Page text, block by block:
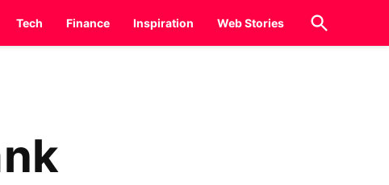
Tech Finance Inspiration Web Stories
Open
Search